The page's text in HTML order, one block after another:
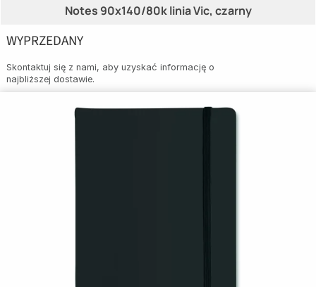
Notes 90x140/80k linia Vic, czarny
WYPRZEDANY
Skontaktuj się z nami, aby uzyskać informację o
najbliższej dostawie.